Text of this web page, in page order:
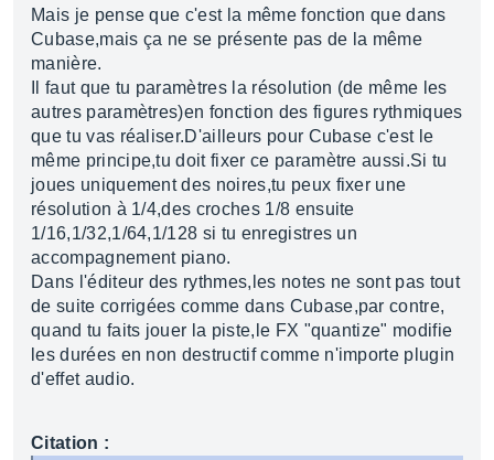
Mais je pense que c'est la même fonction que dans
Cubase,mais ça ne se présente pas de la même
manière.
Il faut que tu paramètres la résolution (de même les
autres paramètres)en fonction des figures rythmiques
que tu vas réaliser.D'ailleurs pour Cubase c'est le
même principe,tu doit fixer ce paramètre aussi.Si tu
joues uniquement des noires,tu peux fixer une
résolution à 1/4,des croches 1/8 ensuite
1/16,1/32,1/64,1/128 si tu enregistres un
accompagnement piano.
Dans l'éditeur des rythmes,les notes ne sont pas tout
de suite corrigées comme dans Cubase,par contre,
quand tu faits jouer la piste,le FX "quantize" modifie
les durées en non destructif comme n'importe plugin
d'effet audio.
Citation :